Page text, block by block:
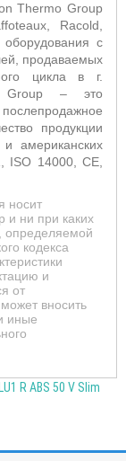
Thermo Group
, Racold,
оборудования с
продаваемых
цикла в г.
Group
– это
продукции
американских
ISO 14000, CE,
носит
и ни при каких
определяемой
кодекса
и
от
вносить
иные
R ABS 50 V Slim